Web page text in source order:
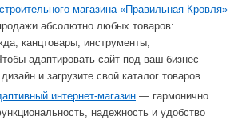
магазина «Правильная Кровля»
абсолютно любых товаров:
канцтовары, инструменты,
адаптировать сайт под ваш бизнес —
и загрузите свой каталог товаров.
интернет-магазин — гармонично
надежность и удобство